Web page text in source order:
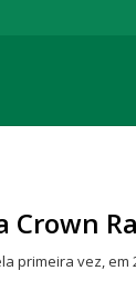
Crown
primeira vez, em